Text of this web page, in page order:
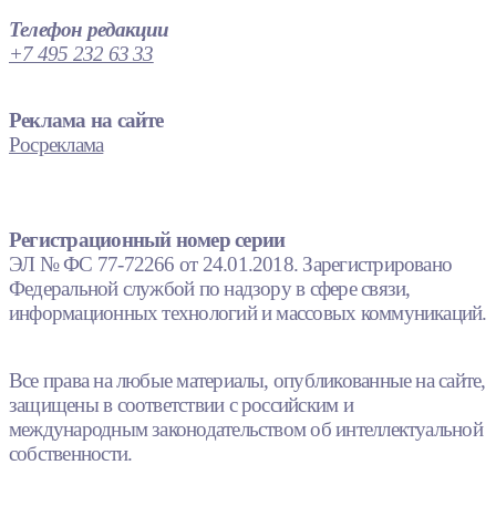
Телефон редакции
+7 495 232 63 33
Реклама на сайте
Росреклама
Регистрационный номер серии
ЭЛ № ФС 77-72266 от 24.01.2018. Зарегистрировано
Федеральной службой по надзору в сфере связи,
информационных технологий и массовых коммуникаций.
Все права на любые материалы, опубликованные на сайте,
защищены в соответствии с российским и
международным законодательством об интеллектуальной
собственности.